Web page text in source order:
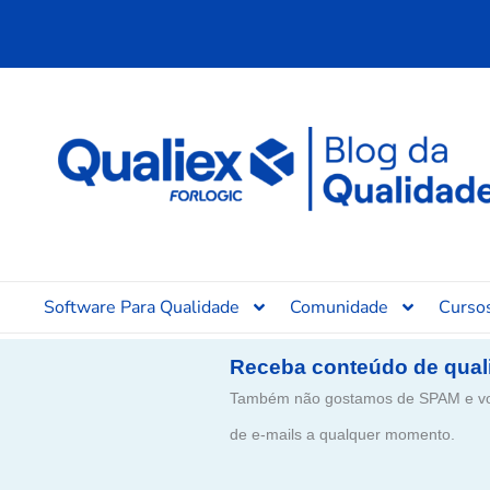
Software Para Qualidade Comunidade
Receba conteúdo de
Também não gostamos de SPAM e
de e-mails a qualquer momento.